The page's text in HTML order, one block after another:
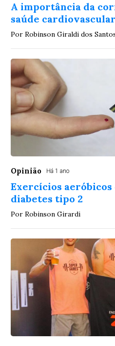
A importância da
saúde cardiovascular
Por Robinson Giraldi dos
Opinião Há 1 ano
Exercícios
diabetes tipo 2
Por Robinson Girardi